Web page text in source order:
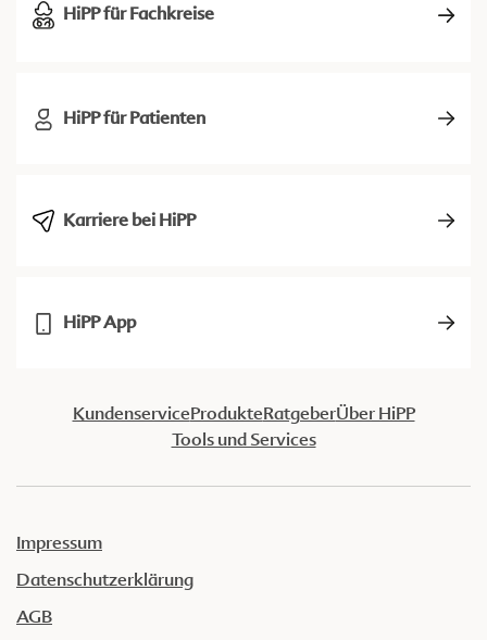
HiPP für Fachkreise
HiPP für Patienten
Karriere bei HiPP
HiPP App
KundenserviceProdukteRatgeberÜber HiPP
Tools und Services
Impressum
Datenschutzerklärung
AGB